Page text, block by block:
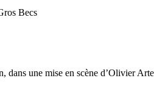
Becs
une mise en scène d’Olivier